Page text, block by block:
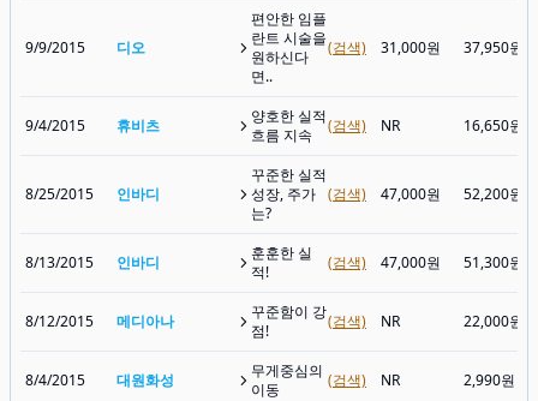
9/9/2015 디오
편안한 임플
란트 시술을
원하신다
면..
(검색) 31,000원 37,950원
9/4/2015 휴비츠
양호한 실적
흐름 지속
(검색) NR 16,650원
8/25/2015 인바디
꾸준한 실적
성장, 주가
는?
(검색) 47,000원 52,200원
8/13/2015 인바디
훈훈한 실
적!
(검색) 47,000원 51,300원
8/12/2015 메디아나
꾸준함이 강
점!
(검색) NR 22,000원
8/4/2015 대원화성
무게중심의
이동
(검색) NR 2,990원